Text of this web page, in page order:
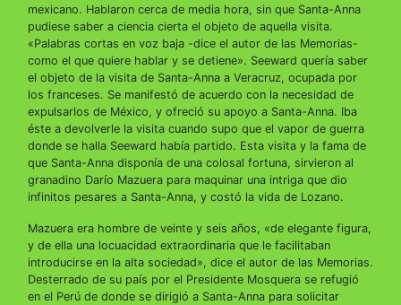
mexicano. Hablaron cerca de media hora, sin que Santa-Anna
pudiese saber a ciencia cierta el objeto de aquella visita.
«Palabras cortas en voz baja -dice el autor de las Memorias-
como el que quiere hablar y se detiene». Seeward quería saber
el objeto de la visita de Santa-Anna a Veracruz, ocupada por
los franceses. Se manifestó de acuerdo con la necesidad de
expulsarlos de México, y ofreció su apoyo a Santa-Anna. Iba
éste a devolverle la visita cuando supo que el vapor de guerra
donde se halla Seeward había partido. Esta visita y la fama de
que Santa-Anna disponía de una colosal fortuna, sirvieron al
granadino Darío Mazuera para maquinar una intriga que dio
infinitos pesares a Santa-Anna, y costó la vida de Lozano.
Mazuera era hombre de veinte y seis años, «de elegante figura,
y de ella una locuacidad extraordinaria que le facilitaban
introducirse en la alta sociedad», dice el autor de las Memorias.
Desterrado de su país por el Presidente Mosquera se refugió
en el Perú de donde se dirigió a Santa-Anna para solicitar